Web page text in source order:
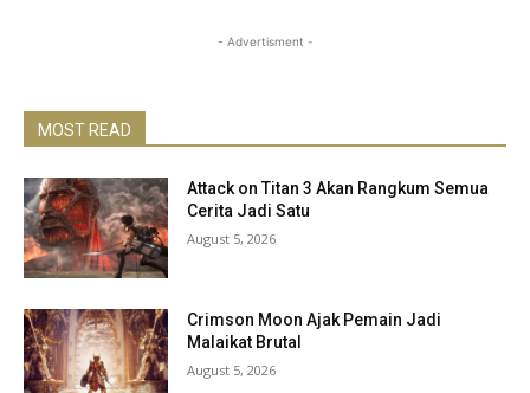
- Advertisment -
MOST READ
Attack on Titan 3 Akan Rangkum Semua
Cerita Jadi Satu
August 5, 2026
Crimson Moon Ajak Pemain Jadi
Malaikat Brutal
August 5, 2026